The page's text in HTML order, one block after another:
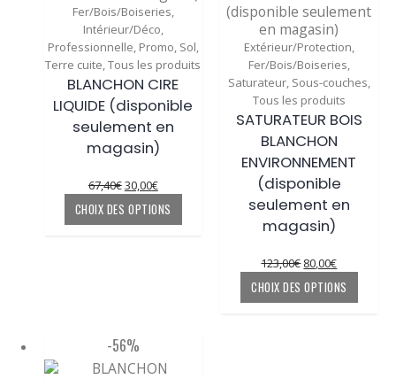
Ce
produit
a
plusieurs
variations.
Les
options
peuvent
être
sur
la
page
Fer/Bois/Boiseries,
Intérieur/Déco,
Professionnelle, Promo, Sol,
Terre cuite,Tous les produits
BLANCHON CIRE
LIQUIDE (disponible
seulement en
magasin)
67,40€Le
prix
initial
30,00€Le
prix
actuel
CHOIX DES OPTIONS
Ce
produit
a
plusieurs
variations.
Les
options
peuvent
être
choisies
sur
page
du
produit
Extérieur/Protection,
Fer/Bois/Boiseries,
Saturateur, Sous-couches,
Tous les produits
SATURATEUR BOIS
BLANCHON
ENVIRONNEMENT
(disponible
seulement en
magasin)
123,00€Le
prix
initial
80,00€Le
prix
actuel
CHOIX DES OPTIONS
-56%